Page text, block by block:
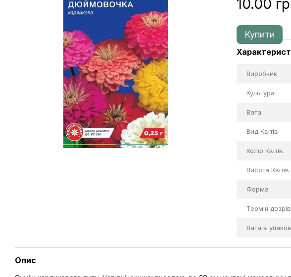
10.00
Купити
Виробник
Культура
Вага
Вид Квітів
Колір Квітів
Висота Квітів
Форма
Термін
Вага в
Опис